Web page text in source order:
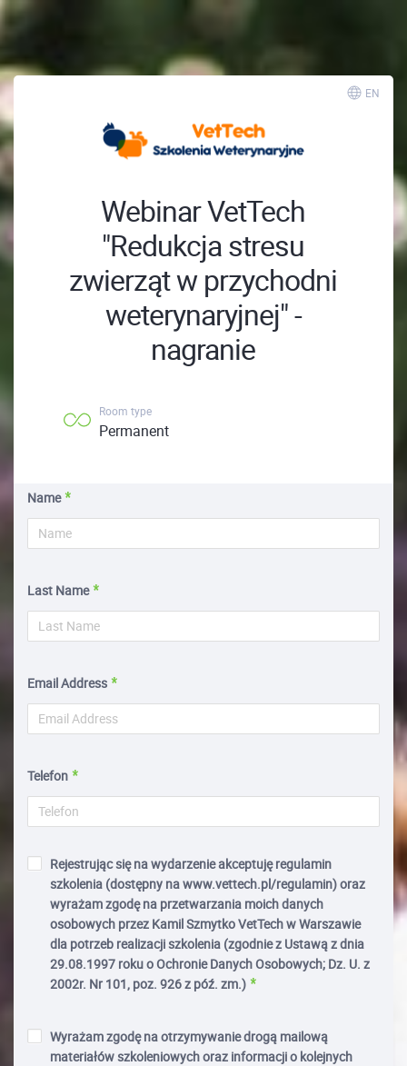
; ;
EN
Webinar VetTech
"Redukcja stresu
zwierząt w przychodni
weterynaryjnej" -
nagranie
Room type
Permanent
Name
Last Name
Email Address
Telefon
Rejestrując się na wydarzenie akceptuję regulamin
szkolenia (dostępny na www.vettech.pl/regulamin) oraz
wyrażam zgodę na przetwarzania moich danych
osobowych przez Kamil Szmytko VetTech w Warszawie
dla potrzeb realizacji szkolenia (zgodnie z Ustawą z dnia
29.08.1997 roku o Ochronie Danych Osobowych; Dz. U. z
2002r. Nr 101, poz. 926 z póź. zm.)
Wyrażam zgodę na otrzymywanie drogą mailową
materiałów szkoleniowych oraz informacji o kolejnych